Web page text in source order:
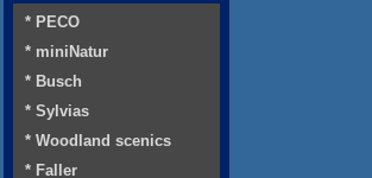
* PECO
* miniNatur
* Busch
* Sylvias
* Woodland scenics
* Faller